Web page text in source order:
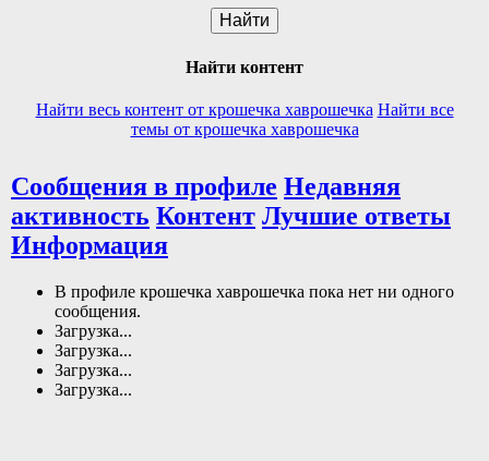
Найти
Найти контент
Найти весь контент от крошечка хаврошечка Найти все
темы от крошечка хаврошечка
Сообщения в профиле Недавняя
активность Контент Лучшие ответы
Информация
В профиле крошечка хаврошечка пока нет ни одного
сообщения.
Загрузка...
Загрузка...
Загрузка...
Загрузка...